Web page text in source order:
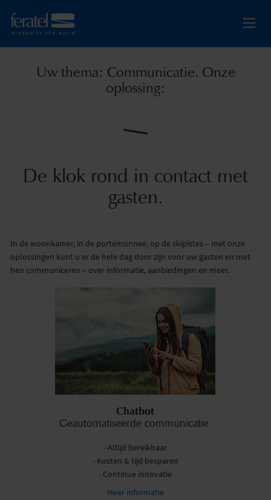
Uw thema: Communicatie. Onze
oplossing:
De klok rond in contact met
gasten.
In de woonkamer, in de portemonnee, op de skipistes – met onze
oplossingen kunt u er de hele dag door zijn voor uw gasten en met
hen communiceren – over informatie, aanbiedingen en meer.
Chatbot
Geautomatiseerde communicatie.
- Altijd bereikbaar
- Kosten & tijd besparen
- Continue innovatie
Meer informatie